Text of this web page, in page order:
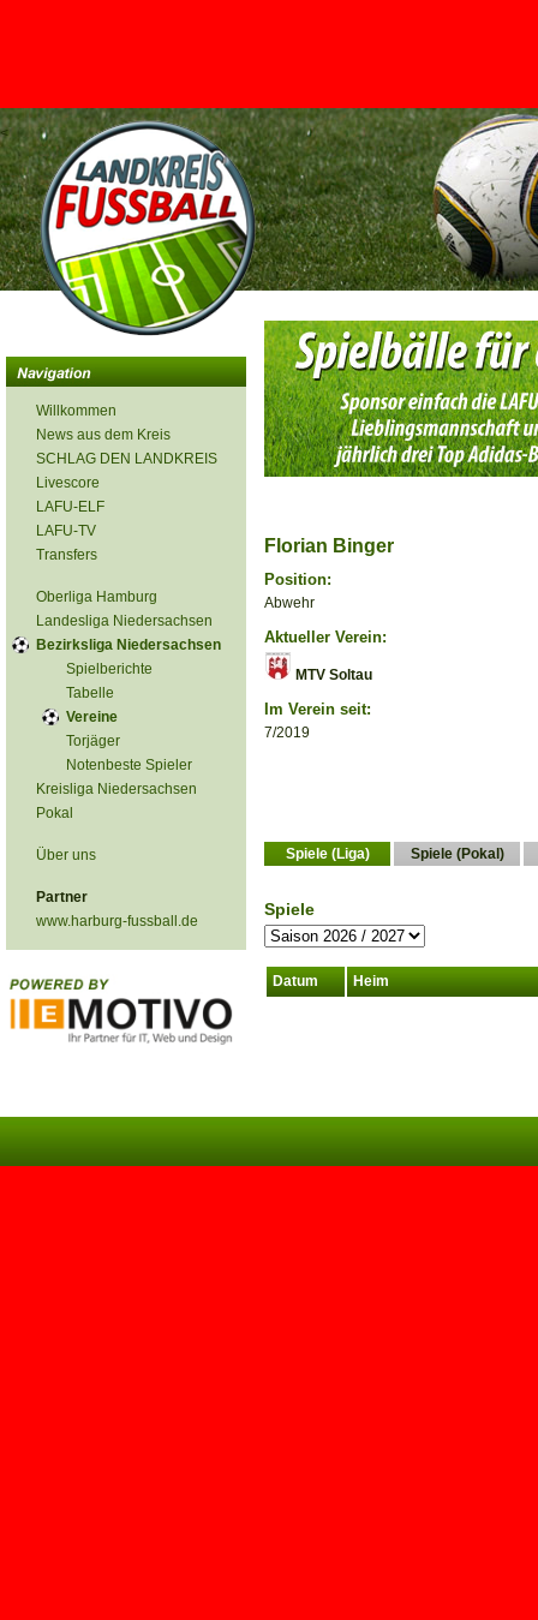
<
Willkommen
News aus dem Kreis
SCHLAG DEN LANDKREIS
Livescore
LAFU-ELF
LAFU-TV
Transfers
Oberliga Hamburg
Landesliga Niedersachsen
Bezirksliga Niedersachsen
Spielberichte
Tabelle
Vereine
Torjäger
Notenbeste Spieler
Kreisliga Niedersachsen
Pokal
Über uns
Partner
www.harburg-fussball.de
Florian Binger
Position:
Abwehr
Aktueller Verein:
MTV Soltau
Im Verein seit:
7/2019
Spiele (Liga) Spiele (Pokal)
Spiele
Datum Heim